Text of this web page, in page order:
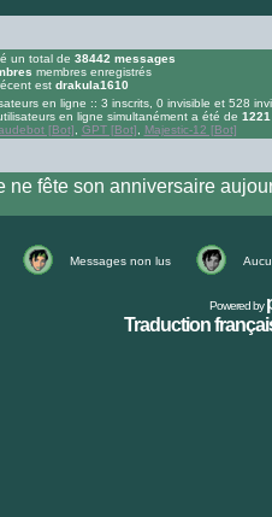
un total de 38442 messages
membres enregistrés
est drakula1610
en ligne :: 3 inscrits, 0 invisible et 528
en ligne simultanément a été de 1221
[Bot] GPT [Bot] Majestic-12 [Bot]
ne fête son anniversaire
Messages non lus
Powered by
Traduction